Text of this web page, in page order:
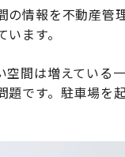
の情報を不動産
ます。
空間は増えている
題です。駐車場を